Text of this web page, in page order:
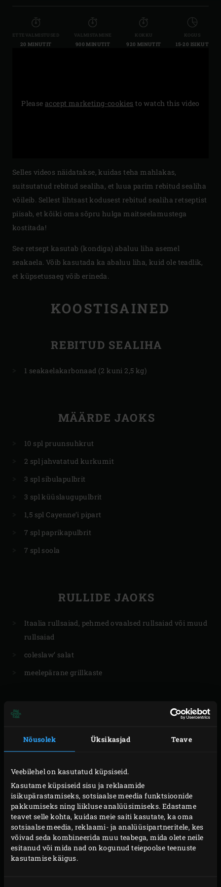
Nõusolek Üksikasjad Teave
Veebilehel on kasutatud küpsiseid.
Kasutame küpsiseid sisu ja reklaamide
isikupärastamiseks, sotsiaalse meedia funktsioonide
pakkumiseks ning liikluse analüüsimiseks. Edastame
teavet selle kohta, kuidas meie saiti kasutate, ka oma
sotsiaalse meedia, reklaami- ja analüüsipartneritele, kes
võivad seda kombineerida muu teabega, mida olete neile
esitanud või mida nad on kogunud teiepoolse teenuste
kasutamise käigus.
ETTEVALMISTUSED
20 MINUTIT
VALMISTAMINE
900 MINUTIT
KOKKU
920 MINUTIT
KOGUS
15-20 ISIKUT
Pleaseaccept marketing-cookies to watch this video
Selles videos näidatakse, kuidas teha mahlakas,
suitsutatud rebitud sealiha, et luua parim rebitud sealiha
võileib. Sellest lihtsast kodusest rebitud sealiha retseptist
piisab, et kõiki oma sõpru hulga maitseelamustega
kostitada!
See retsept kasutab (kondiga) abaluu liha asemel
seakaela. Võib kasutada ka abaluu liha, kuid ole teadlik,
et küpsetusaeg võib erineda.
KOOSTISAINED
REBITUD SEALIHA
1 seakaelakarbonaad (2 kuni 2,5 kg)
MÄÄRDE JAOKS
10 spl pruunsuhkrut
2 spl jahvatatud kurkumit
3 spl sibulapulbrit
3 spl küüslaugupulbrit
1,5 spl Cayenne’i pipart
7 spl paprikapulbrit
7 spl soola
RULLIDE JAOKS
Itaalia rullsaiad, pehmed ovaalsed rullsaiad või muud
rullsaiad
coleslaw’ salat
meelepärane grillkaste
Eemalda seakaelakarbonaad külmkapist. Sega
määrde jaoks kõik koostisosad kokku ja määri liha
rohkelt seguga.
Leota suur peotäiskirsi puidulaastevees. Sega
mõni peotäis kirsi puidulaaste (leotamata)
süütamata süttesse. Ava Big Green Eggi
keraamilisel alusel olev tuuletõmbeava täielikult,
jaota sütele kolm tulesüütajat ja süüta need. Jäta
EGG’i kaas 10–12 minutiks lahti.